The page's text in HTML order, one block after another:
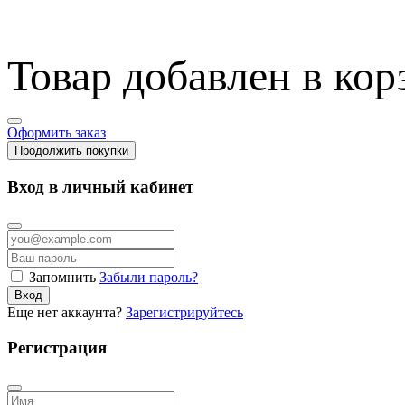
Товар добавлен в
Оформить заказ
Продолжить покупки
Вход в личный кабинет
Запомнить Забыли пароль?
Вход
Еще нет аккаунта? Зарегистрируйтесь
Регистрация